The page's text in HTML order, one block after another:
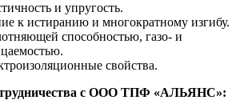
и упругость.
к истиранию и многократному изгибу.
способностью, газо- и
свойства.
с ООО ТПФ «АЛЬЯНС»: